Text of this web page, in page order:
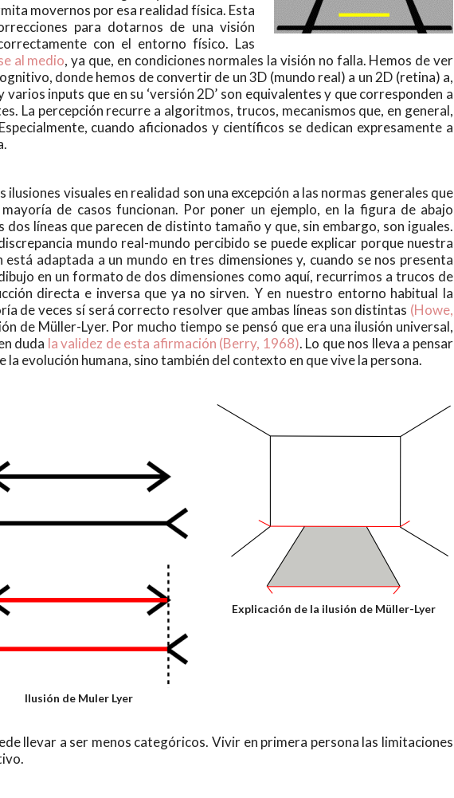
movernos por esa realidad física. Esta
para dotarnos de una visión
con el entorno físico. Las
al medio, ya que, en condiciones normales la visión no falla. Hemos de ver
donde hemos de convertir de un 3D (mundo real) a un 2D (retina) a,
inputs que en su ‘versión 2D’ son equivalentes y que corresponden a
La percepción recurre a algoritmos, trucos, mecanismos que, en general,
cuando aficionados y científicos se dedican expresamente a
ilusiones visuales en realidad son una excepción a las normas generales que
de casos funcionan. Por poner un ejemplo, en la figura de abajo
dos líneas que parecen de distinto tamaño y que, sin embargo, son iguales.
mundo real-mundo percibido se puede explicar porque nuestra
está adaptada a un mundo en tres dimensiones y, cuando se nos presenta
en un formato de dos dimensiones como aquí, recurrimos a trucos de
directa e inversa que ya no sirven. Y en nuestro entorno habitual la
de veces sí será correcto resolver que ambas líneas son distintas (Howe,
de Müller-Lyer. Por mucho tiempo se pensó que era una ilusión universal,
duda la validez de esta afirmación (Berry, 1968). Lo que nos lleva a pensar
la evolución humana, sino también del contexto en que vive la persona.
Explicación de la ilusión de Müller-Lyer
Ilusión de Muler Lyer
llevar a ser menos categóricos. Vivir en primera persona las limitaciones